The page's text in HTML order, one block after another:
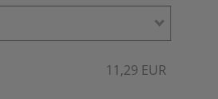
11,29 EUR